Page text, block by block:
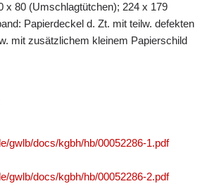
x 80 (Umschlagtütchen); 224 x 179
Papierdeckel d. Zt. mit teilw. defekten
mit zusätzlichem kleinem Papierschild
gwlb/docs/kgbh/hb/00052286-1.pdf
gwlb/docs/kgbh/hb/00052286-2.pdf